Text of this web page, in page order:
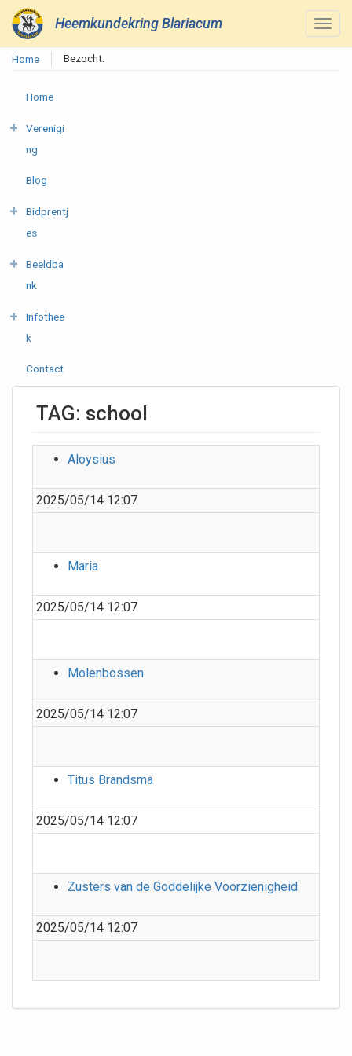
Heemkundekring Blariacum
Home Bezocht:
Home
Verenigi
ng
Blog
Bidprentj
es
Beeldba
nk
Infothee
k
Contact
TAG: school
Aloysius
2025/05/14 12:07
Maria
2025/05/14 12:07
Molenbossen
2025/05/14 12:07
Titus Brandsma
2025/05/14 12:07
Zusters van de Goddelijke Voorzienigheid
2025/05/14 12:07